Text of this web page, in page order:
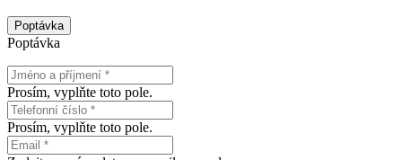
Poptávka
Poptávka
Prosím, vyplňte toto pole.
Prosím, vyplňte toto pole.